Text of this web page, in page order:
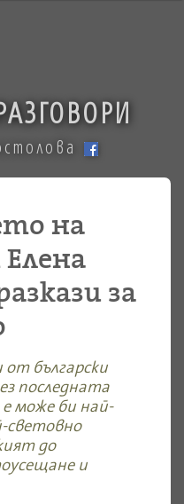
на
за
български
последната
може би най-
световно
до
и